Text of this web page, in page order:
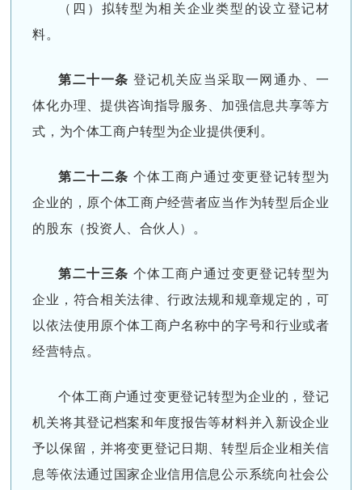
（四）拟转型为相关企业类型的设立登记材
料。
第二十一条 登记机关应当采取一网通办、一
体化办理、提供咨询指导服务、加强信息共享等方
式，为个体工商户转型为企业提供便利。
第二十二条 个体工商户通过变更登记转型为
企业的，原个体工商户经营者应当作为转型后企业
的股东（投资人、合伙人）。
第二十三条 个体工商户通过变更登记转型为
企业，符合相关法律、行政法规和规章规定的，可
以依法使用原个体工商户名称中的字号和行业或者
经营特点。
个体工商户通过变更登记转型为企业的，登记
机关将其登记档案和年度报告等材料并入新设企业
予以保留，并将变更登记日期、转型后企业相关信
息等依法通过国家企业信用信息公示系统向社会公